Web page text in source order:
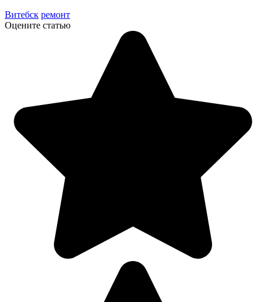
Витебск ремонт
Оцените статью